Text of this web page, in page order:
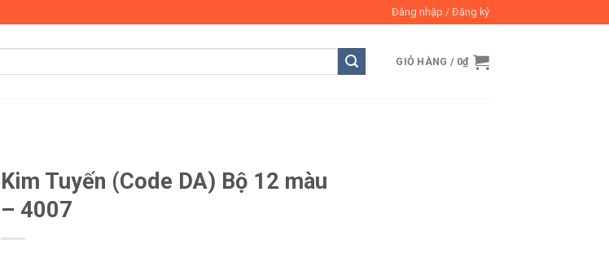
Đăng nhập / Đăng ký
GIỎ HÀNG / 0₫
Kim Tuyến (Code DA) Bộ 12 màu
– 4007